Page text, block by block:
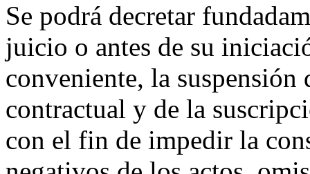
Se podrá decretar
juicio o antes de su
conveniente, la
contractual y de la
con el fin de impedir la